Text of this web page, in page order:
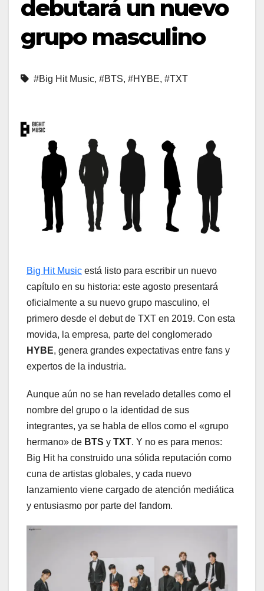
debutará un nuevo
grupo masculino
#Big Hit Music, #BTS, #HYBE, #TXT
Big Hit Music está listo para escribir un nuevo
capítulo en su historia: este agosto presentará
oficialmente a su nuevo grupo masculino, el
primero desde el debut de TXT en 2019. Con esta
movida, la empresa, parte del conglomerado
HYBE, genera grandes expectativas entre fans y
expertos de la industria.
Aunque aún no se han revelado detalles como el
nombre del grupo o la identidad de sus
integrantes, ya se habla de ellos como el «grupo
hermano» de BTS y TXT. Y no es para menos:
Big Hit ha construido una sólida reputación como
cuna de artistas globales, y cada nuevo
lanzamiento viene cargado de atención mediática
y entusiasmo por parte del fandom.